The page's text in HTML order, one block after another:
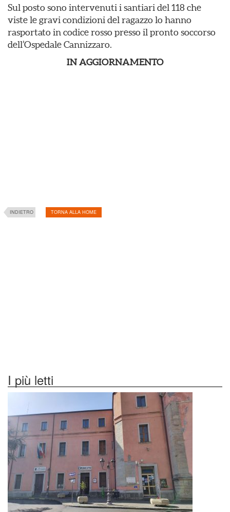
Sul posto sono intervenuti i santiari del 118 che
viste le gravi condizioni del ragazzo lo hanno
rasportato in codice rosso presso il pronto soccorso
dell’Ospedale Cannizzaro.
IN AGGIORNAMENTO
INDIETRO TORNA ALLA HOME
I più letti